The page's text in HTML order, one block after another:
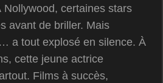
certaines stars
avant de briller. Mais
a tout explosé en silence. À
cette jeune actrice
Films à succès,